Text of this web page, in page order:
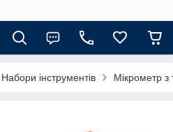
Набори інструментів Мікрометр з